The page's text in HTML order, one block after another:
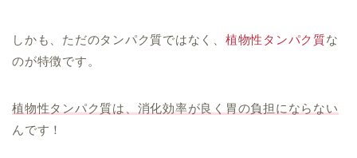
しかも、ただのタンパク質ではなく、 植物性タンパク質な
のが特徴です。
植物性タンパク質は、消化効率が良く胃の負担にならない
んです！